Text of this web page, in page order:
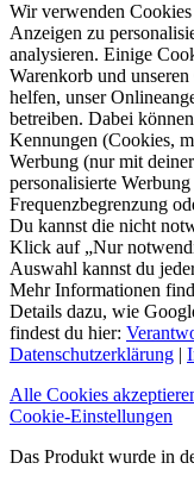
Wir verwenden
Anzeigen zu
analysieren. Einige
Warenkorb und
helfen, unser
betreiben. Dabei
Kennungen (Cookies,
Werbung (nur mit
personalisierte
Frequenzbegrenzung
Du kannst die nicht
Klick auf „Nur
Auswahl kannst du
Mehr Informationen
Details dazu, wie
findest du hier:
Datenschutzerklärung |
Alle Cookies
Cookie-Einstellungen
Das Produkt wurde in